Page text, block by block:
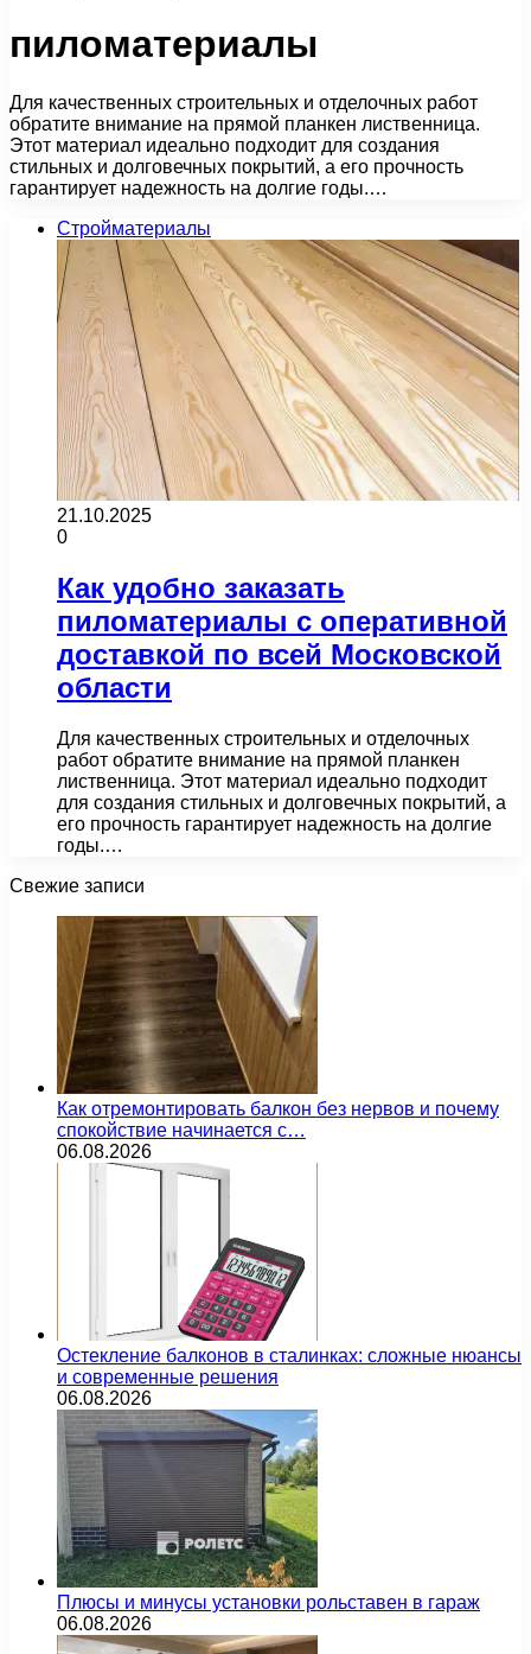
пиломатериалы
Для качественных строительных и отделочных работ
обратите внимание на прямой планкен лиственница.
Этот материал идеально подходит для создания
стильных и долговечных покрытий, а его прочность
гарантирует надежность на долгие годы.…
Стройматериалы
21.10.2025
0
Как удобно заказать
пиломатериалы с оперативной
доставкой по всей Московской
области
Для качественных строительных и отделочных
работ обратите внимание на прямой планкен
лиственница. Этот материал идеально подходит
для создания стильных и долговечных покрытий, а
его прочность гарантирует надежность на долгие
годы.…
Свежие записи
Как отремонтировать балкон без нервов и почему
спокойствие начинается с…
06.08.2026
Остекление балконов в сталинках: сложные нюансы
и современные решения
06.08.2026
Плюсы и минусы установки рольставен в гараж
06.08.2026